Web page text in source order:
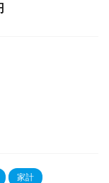
家計